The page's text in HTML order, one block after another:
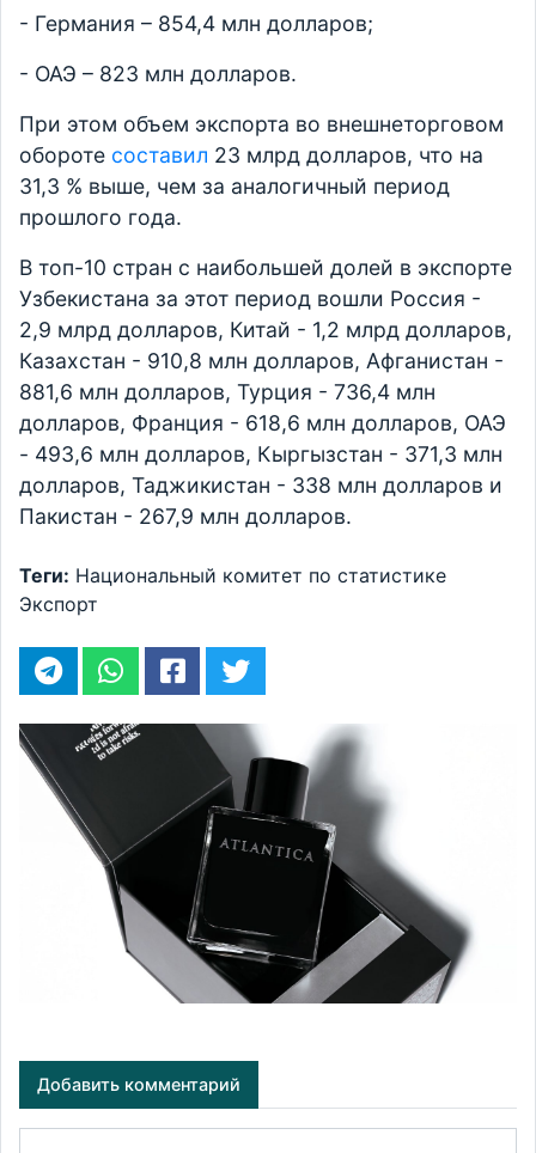
- Германия – 854,4 млн долларов;
- ОАЭ – 823 млн долларов.
При этом объем экспорта во внешнеторговом
обороте составил 23 млрд долларов, что на
31,3 % выше, чем за аналогичный период
прошлого года.
В топ-10 стран с наибольшей долей в экспорте
Узбекистана за этот период вошли Россия -
2,9 млрд долларов, Китай - 1,2 млрд долларов,
Казахстан - 910,8 млн долларов, Афганистан -
881,6 млн долларов, Турция - 736,4 млн
долларов, Франция - 618,6 млн долларов, ОАЭ
- 493,6 млн долларов, Кыргызстан - 371,3 млн
долларов, Таджикистан - 338 млн долларов и
Пакистан - 267,9 млн долларов.
Теги: Национальный комитет по статистике
Экспорт
Добавить комментарий